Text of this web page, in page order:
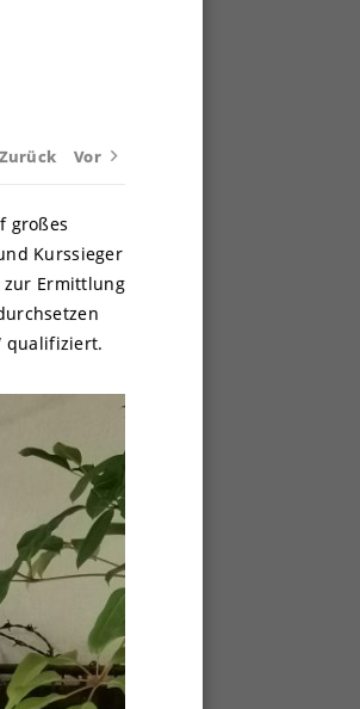
Zurück Vor
großes
Kurssieger
zur Ermittlung
qualifiziert.